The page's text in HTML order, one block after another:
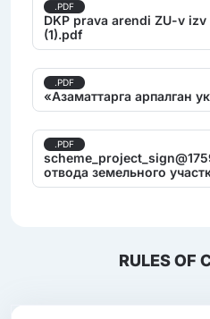
.PDF
DKP prava arendi ZU-v
(1).pdf
.PDF
«Азаматтарга арпалган
.PDF
отвода земельного
RULES OF